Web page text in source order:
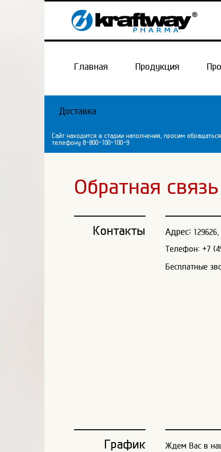
Главная Продукция
Доставка
Сайт находится в стадии наполнения, просим
телефону 8-800-100-100-9
Обратная связь
Контакты Адрес:
Телефон: +7
Бесплатные
График
Ждем Вас в